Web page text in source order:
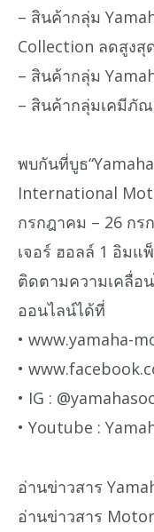
– สินค้ากลุ่ม
Collection ลดสูงสุ
– สินค้ากลุ่ม
– สินค้ากลุ่มเคมีภั
พบกันที่บูธ
International
กรกฎาคม – 26 กร
เจอร์ ฮอลล์ 1 อิมแ
ติดตามความเคลื่อ
ออนไลน์ได้ที่
• www.yamaha-
•
• IG :
• Youtube :
อ่านข่าวสาร
อ่านข่าวสาร